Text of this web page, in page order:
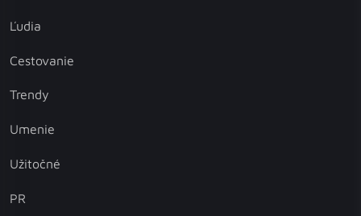
Ľudia
Cestovanie
Trendy
Umenie
Užitočné
PR